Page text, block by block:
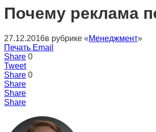
Почему реклама
27.12.2016в рубрике «Менеджмент»
Печать Email
Share 0
Tweet
Share 0
Share
Share
Share